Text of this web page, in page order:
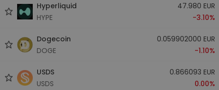
Hyperliquid
HYPE
47.980 EUR
-3.10%
Dogecoin
DOGE
0.059902000 EUR
-1.10%
USDS
USDS
0.866093 EUR
0.00%